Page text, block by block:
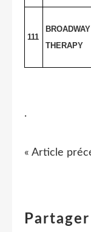
111
BROADWAY
THERAPY
.
« Article